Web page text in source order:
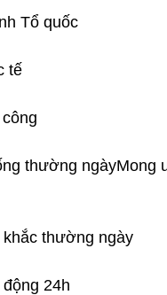
Tổ quốc
tế
thường ngàyMong
khắc thường ngày
24h